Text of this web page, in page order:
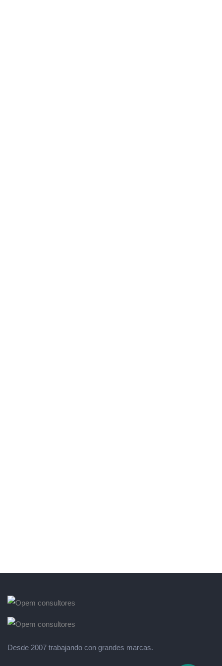
Desde 2007 trabajando con grandes marcas.